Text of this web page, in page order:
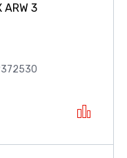
3